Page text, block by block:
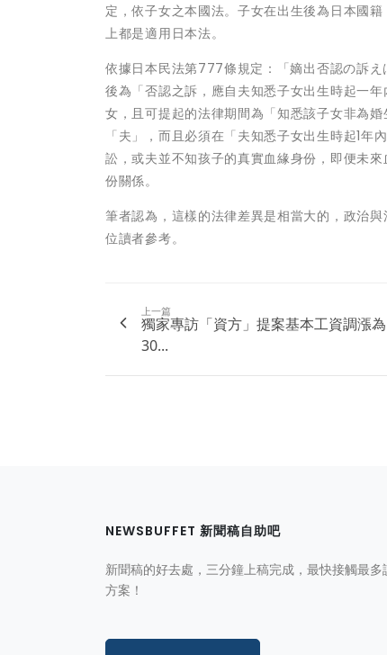
定，依子女之本國法。子女在出生後為日本國
上都是適用日本法。
依據日本民法第777條規定：「嫡出否認の訴
後為「否認之訴，應自夫知悉子女出生時起一
女，且可提起的法律期間為「知悉該子女非為
「夫」，而且必須在「夫知悉子女出生時起1
訟，或夫並不知孩子的真實血緣身份，即便未
份關係。
筆者認為，這樣的法律差異是相當大的，政治
位讀者參考。
上一篇
獨家專訪「資方」提案基本工資調漲為
30...
NEWSBUFFET 新聞稿自助吧
新聞稿的好去處，三分鐘上稿完成，最快接觸最多
方案！